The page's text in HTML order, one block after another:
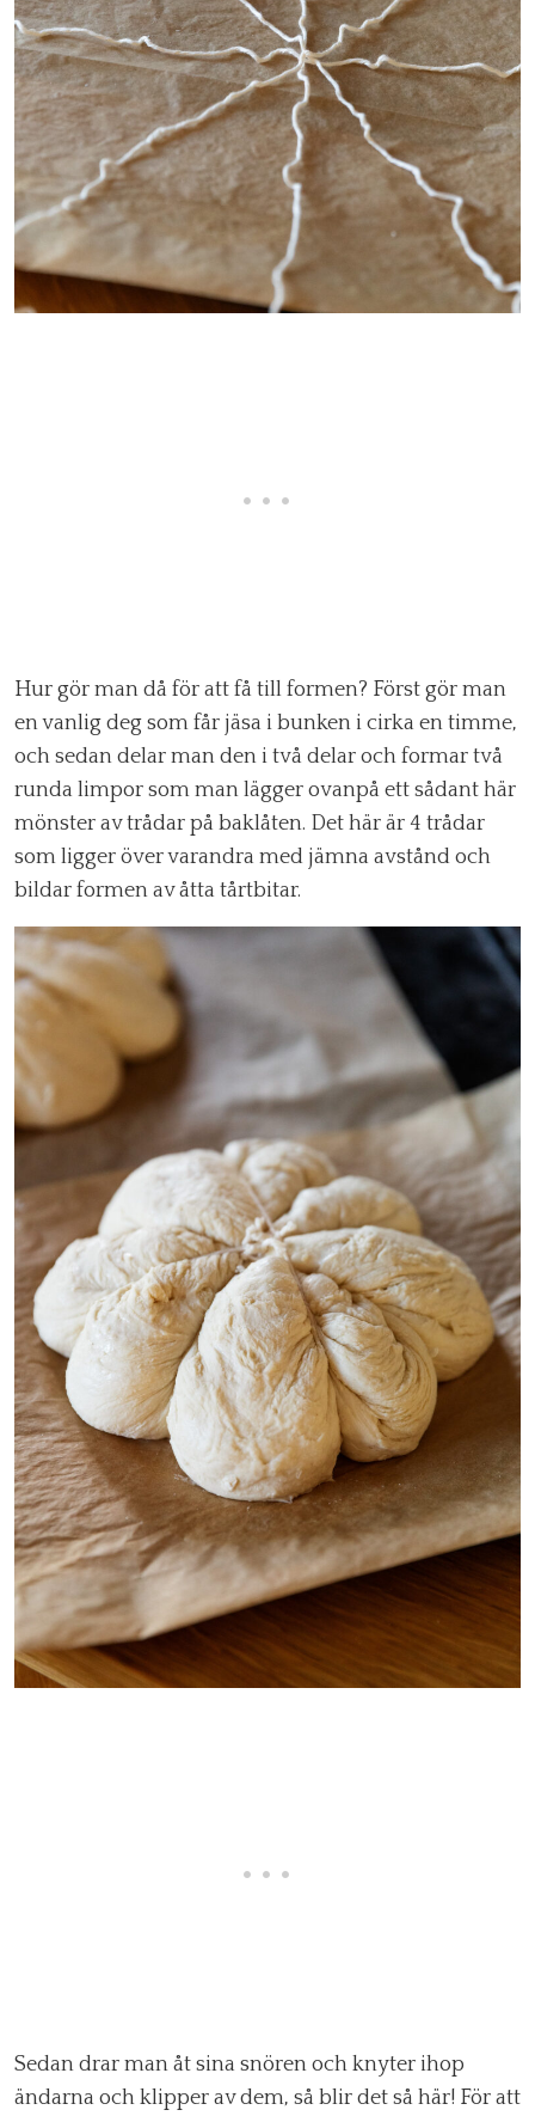
Hur gör man då för att få till formen? Först gör man
en vanlig deg som får jäsa i bunken i cirka en timme,
och sedan delar man den i två delar och formar två
runda limpor som man lägger ovanpå ett sådant här
mönster av trådar på baklåten. Det här är 4 trådar
som ligger över varandra med jämna avstånd och
bildar formen av åtta tårtbitar.
Sedan drar man åt sina snören och knyter ihop
ändarna och klipper av dem, så blir det så här! För att